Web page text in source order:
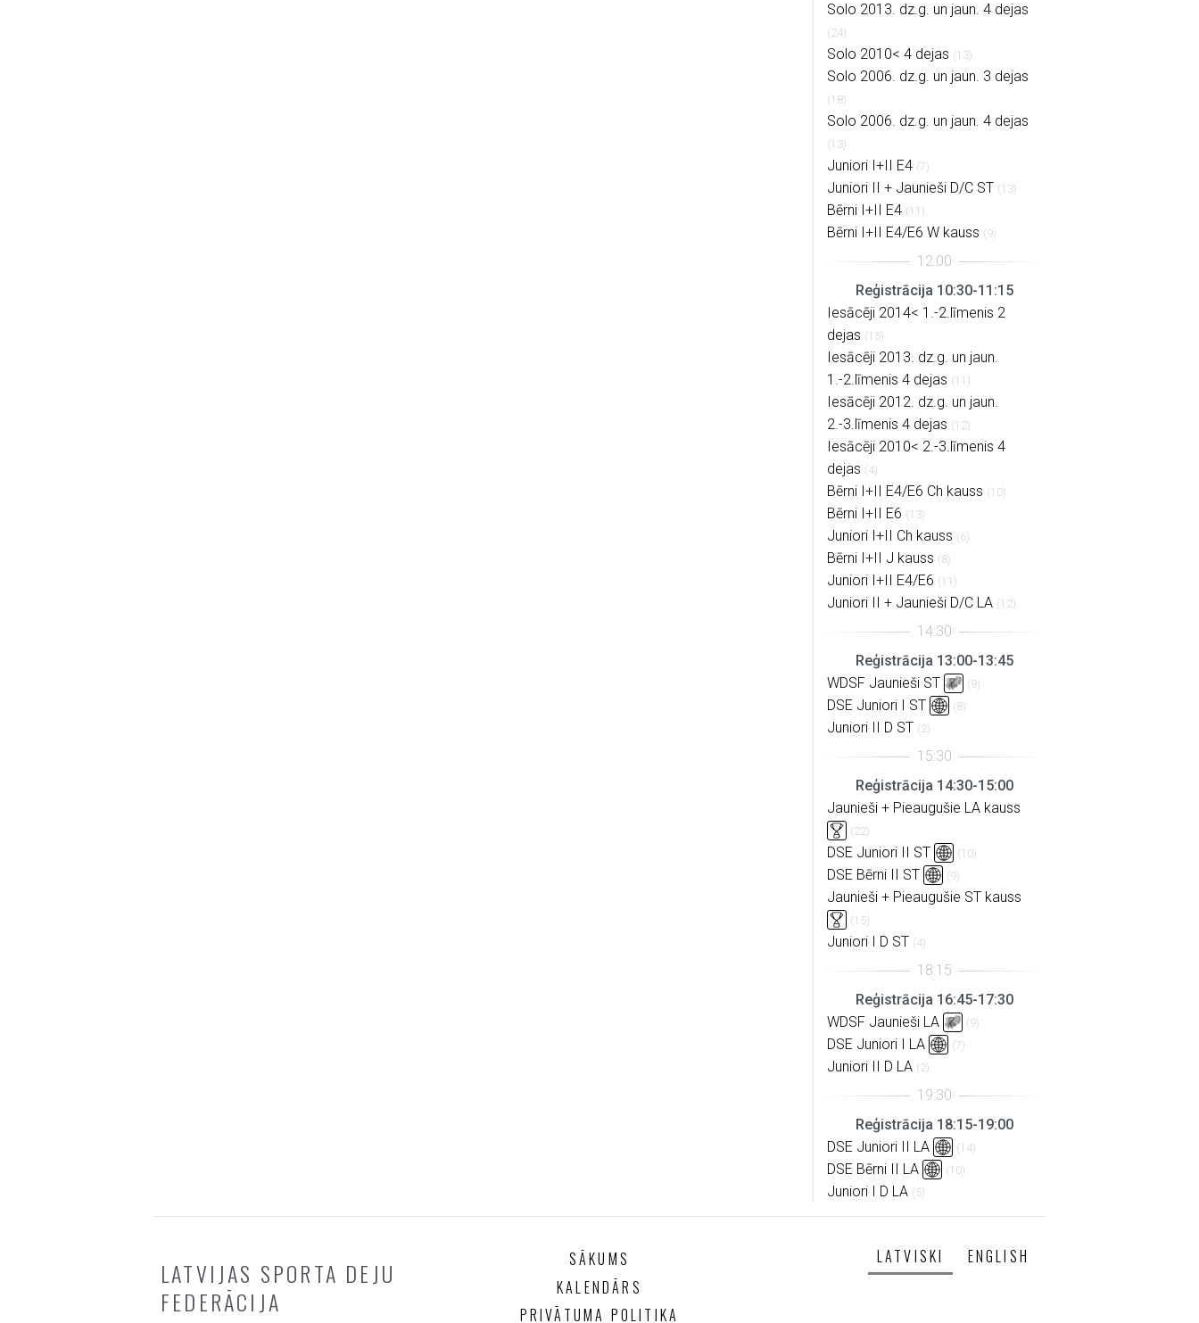
Solo 2013. dz.g. un jaun. 4 dejas
(24)
Solo 2010< 4 dejas (13)
Solo 2006. dz.g. un jaun. 3 dejas
(18)
Solo 2006. dz.g. un jaun. 4 dejas
(13)
Juniori I+II E4 (7)
Juniori II + Jaunieši D/C ST (13)
Bērni I+II E4 (11)
Bērni I+II E4/E6 W kauss (9)
Reģistrācija 10:30-11:15
Iesācēji 2014< 1.-2.līmenis 2
dejas (15)
Iesācēji 2013. dz.g. un jaun.
1.-2.līmenis 4 dejas (11)
Iesācēji 2012. dz.g. un jaun.
2.-3.līmenis 4 dejas (12)
Iesācēji 2010< 2.-3.līmenis 4
dejas (4)
Bērni I+II E4/E6 Ch kauss (10)
Bērni I+II E6 (13)
Juniori I+II Ch kauss (6)
Bērni I+II J kauss (8)
Juniori I+II E4/E6 (11)
Juniori II + Jaunieši D/C LA (12)
Reģistrācija 13:00-13:45
WDSF Jaunieši ST
(9)
DSE Juniori I ST (8)
Juniori II D ST (2)
Reģistrācija 14:30-15:00
Jaunieši + Pieaugušie LA kauss
(22)
DSE Juniori II ST (10)
DSE Bērni II ST (9)
Jaunieši + Pieaugušie ST kauss
(15)
Juniori I D ST (4)
Reģistrācija 16:45-17:30
WDSF Jaunieši LA
(9)
DSE Juniori I LA (7)
Juniori II D LA (2)
Reģistrācija 18:15-19:00
DSE Juniori II LA
(14)
DSE Bērni II LA (10)
Juniori I D LA (5)
LATVIJAS SPORTA DEJU
FEDERĀCIJA
SĀKUMS
KALENDĀRS
PRIVĀTUMA POLITIKA
LATVISKI ENGLISH